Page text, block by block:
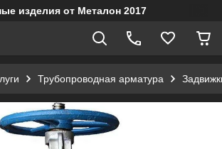
изделия от Металон 2017
Трубопроводная арматура